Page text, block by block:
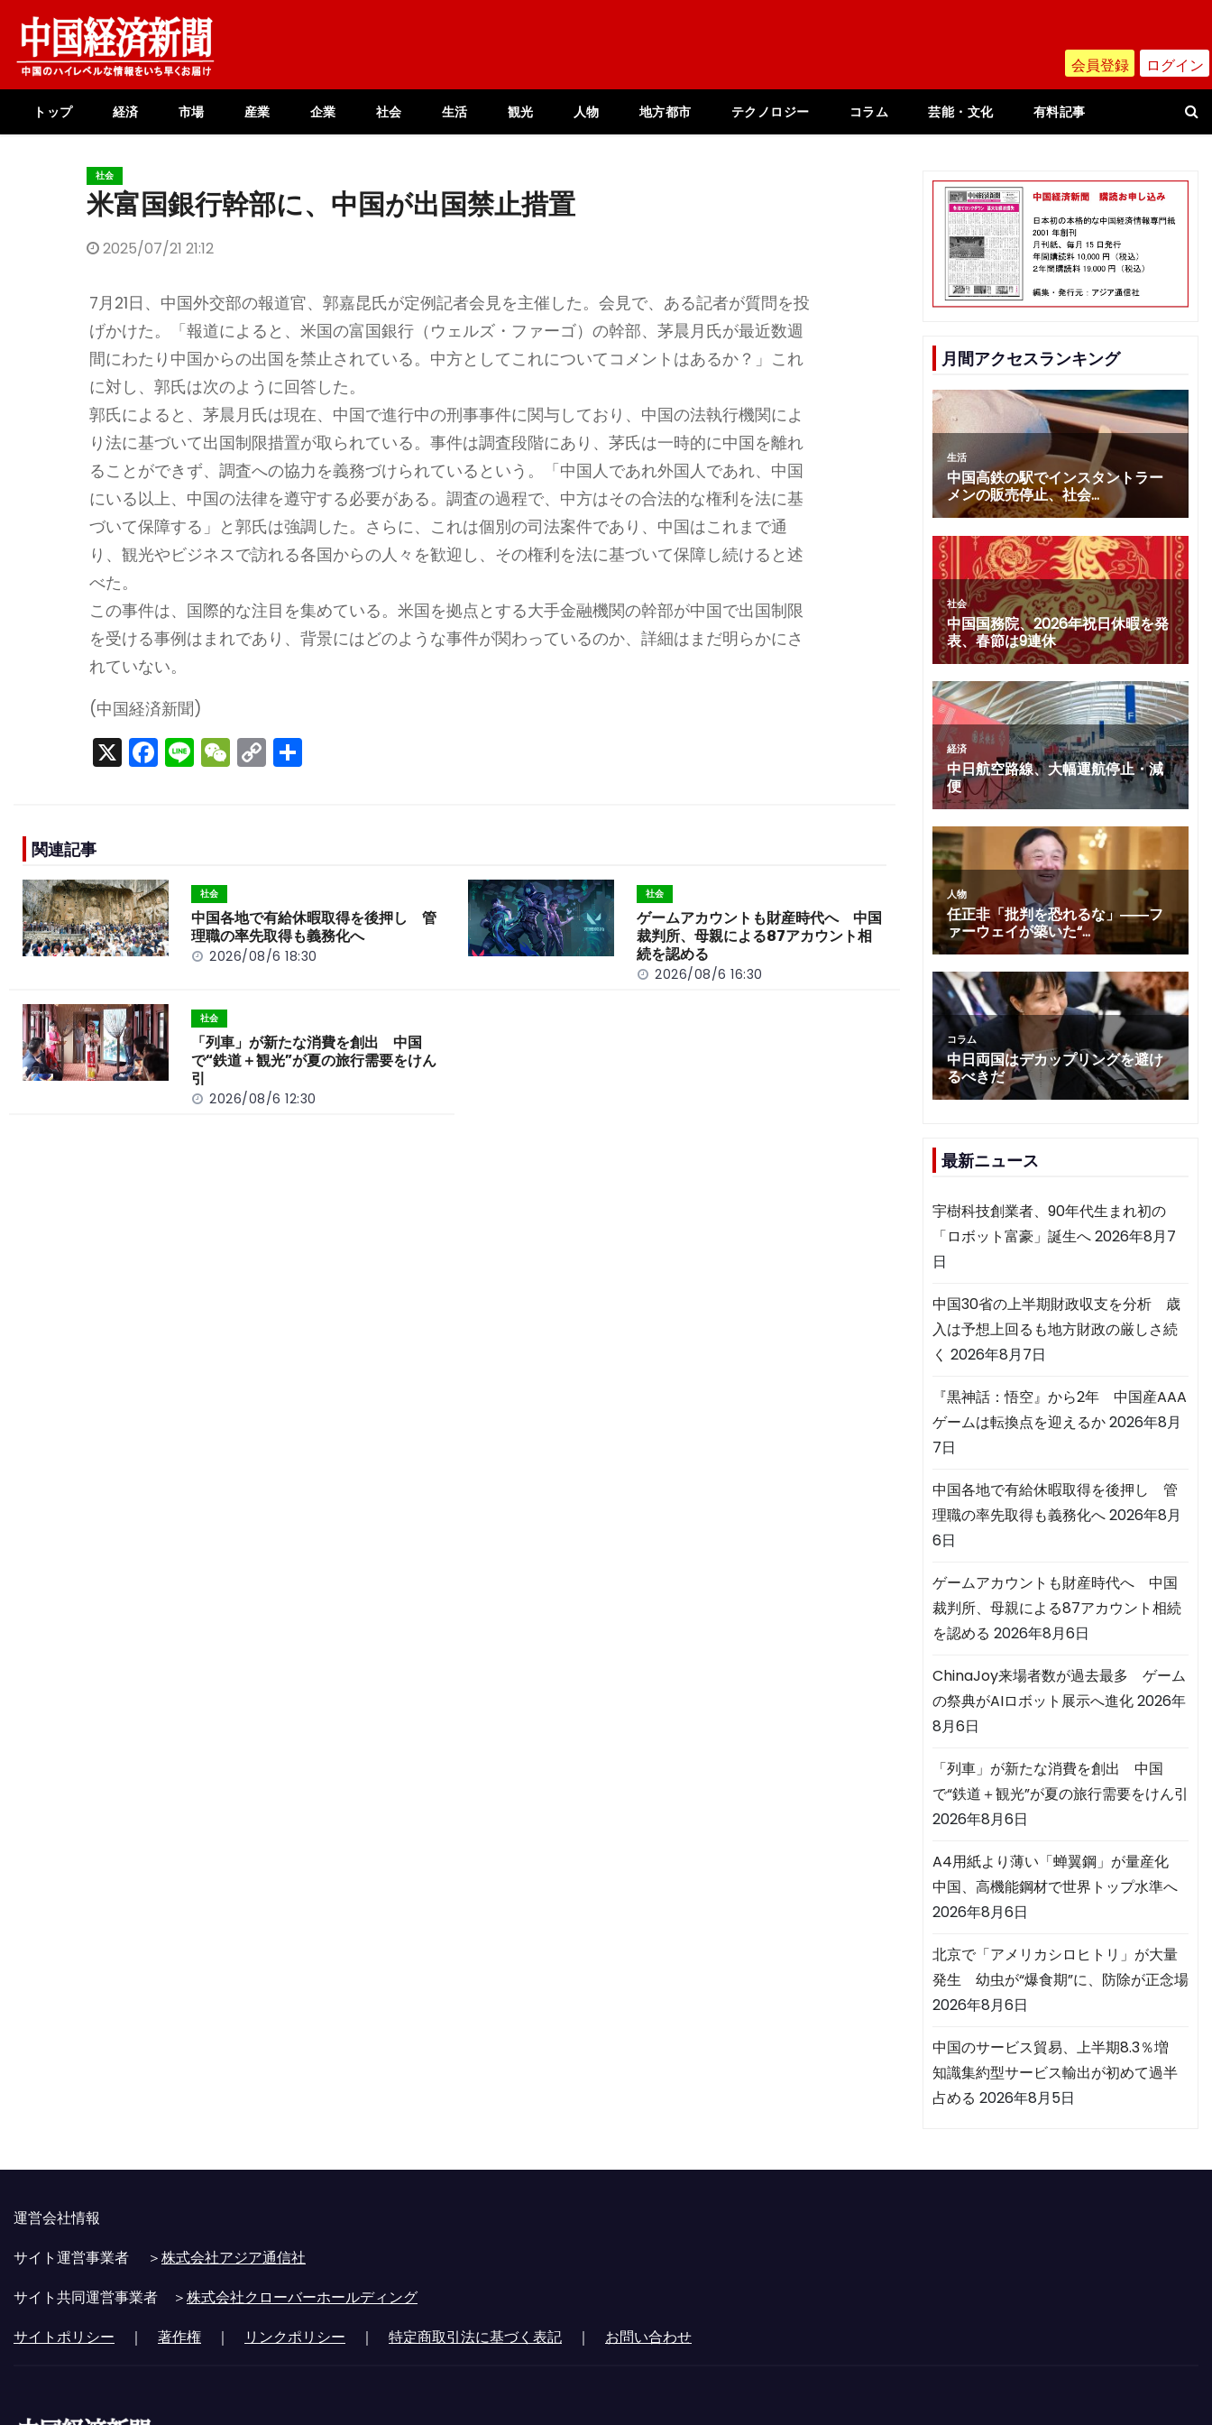
content
会員登録 ログイン
トップ 経済 市場 産業 企業 社会 生活 観光 人物 地方都市 テクノロジー コラム 芸能・文化 有料記事
社会
米富国銀行幹部に、中国が出国禁止措置
2025/07/21 21:12
7月21日、中国外交部の報道官、郭嘉昆氏が定例記者会見を主催した。会見で、ある記者が質問を投
げかけた。「報道によると、米国の富国銀行（ウェルズ・ファーゴ）の幹部、茅晨月氏が最近数週
間にわたり中国からの出国を禁止されている。中方としてこれについてコメントはあるか？」これ
に対し、郭氏は次のように回答した。
郭氏によると、茅晨月氏は現在、中国で進行中の刑事事件に関与しており、中国の法執行機関によ
り法に基づいて出国制限措置が取られている。事件は調査段階にあり、茅氏は一時的に中国を離れ
ることができず、調査への協力を義務づけられているという。「中国人であれ外国人であれ、中国
にいる以上、中国の法律を遵守する必要がある。調査の過程で、中方はその合法的な権利を法に基
づいて保障する」と郭氏は強調した。さらに、これは個別の司法案件であり、中国はこれまで通
り、観光やビジネスで訪れる各国からの人々を歓迎し、その権利を法に基づいて保障し続けると述
べた。
この事件は、国際的な注目を集めている。米国を拠点とする大手金融機関の幹部が中国で出国制限
を受ける事例はまれであり、背景にはどのような事件が関わっているのか、詳細はまだ明らかにさ
れていない。
(中国経済新聞)
X F
a
o
o
k
Li
n
W
e
C
o
k
関連記事
社会
中国各地で有給休暇取得を後押し 管
理職の率先取得も義務化へ
2026/08/6 18:30
社会
ゲームアカウントも財産時代へ 中国
裁判所、母親による87アカウント相
続を認める
2026/08/6 16:30
社会
「列車」が新たな消費を創出 中国
で“鉄道＋観光”が夏の旅行需要をけん
引
2026/08/6 12:30
月間アクセスランキング
最新ニュース
宇樹科技創業者、90年代生まれ初の
「ロボット富豪」誕生へ2026年8月7
日
中国30省の上半期財政収支を分析 歳
入は予想上回るも地方財政の厳しさ続
く 2026年8月7日
『黒神話：悟空』から2年 中国産AAA
ゲームは転換点を迎えるか2026年8月
7日
中国各地で有給休暇取得を後押し 管
理職の率先取得も義務化へ2026年8月
6日
ゲームアカウントも財産時代へ 中国
裁判所、母親による87アカウント相続
を認める 2026年8月6日
ChinaJoy来場者数が過去最多 ゲーム
の祭典がAIロボット展示へ進化2026年
8月6日
「列車」が新たな消費を創出 中国
で“鉄道＋観光”が夏の旅行需要をけん引
2026年8月6日
A4用紙より薄い「蝉翼鋼」が量産化
中国、高機能鋼材で世界トップ水準へ
2026年8月6日
北京で「アメリカシロヒトリ」が大量
発生 幼虫が“爆食期”に、防除が正念場
2026年8月6日
中国のサービス貿易、上半期8.3％増
知識集約型サービス輸出が初めて過半
占める 2026年8月5日
運営会社情報
サイト運営事業者 ＞株式会社アジア通信社
サイト共同運営事業者 ＞株式会社クローバーホールディング
サイトポリシー ｜ 著作権 ｜ リンクポリシー ｜ 特定商取引法に基づく表記 ｜ お問い合わせ